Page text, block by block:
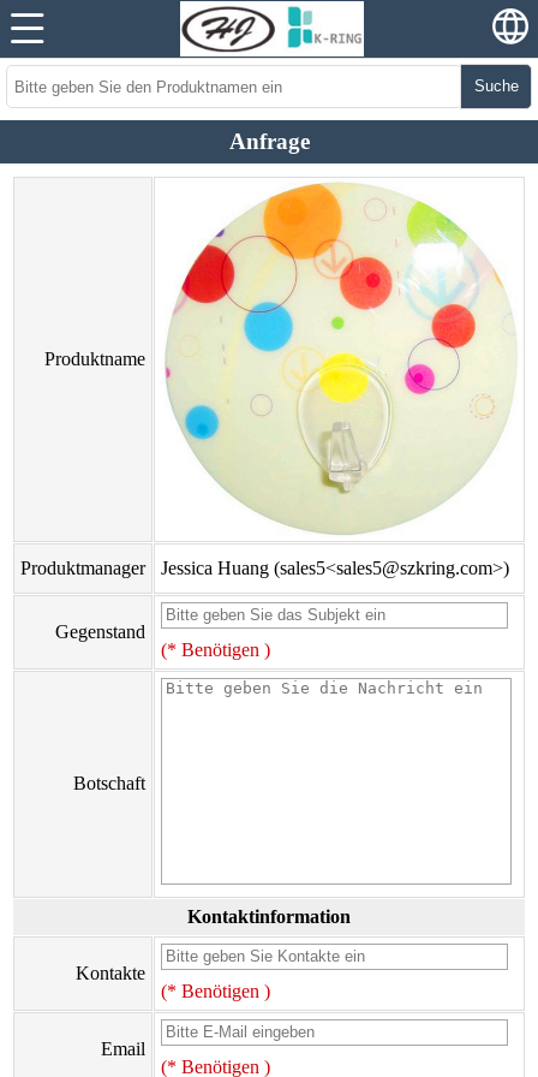
Suche
Anfrage
Produktname
Produktmanager Jessica Huang (sales5<sales5@szkring.com>)
Gegenstand
(* Benötigen )
Botschaft
Kontaktinformation
Kontakte
(* Benötigen )
Email
(* Benötigen )